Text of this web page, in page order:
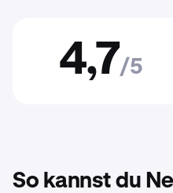
4,7/5
So kannst du